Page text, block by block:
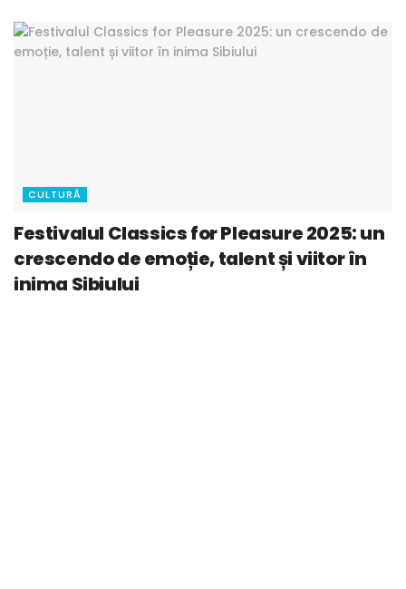
CULTURĂ
Festivalul Classics for Pleasure 2025: un
crescendo de emoție, talent și viitor în
inima Sibiului